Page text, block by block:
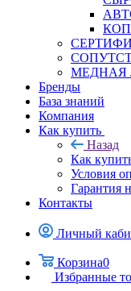
МЕДНАЯ
Бренды
База знаний
Компания
Как купить
Назад
Как
Условия
Гарантия
Контакты
Личный
Корзина0
Избранные